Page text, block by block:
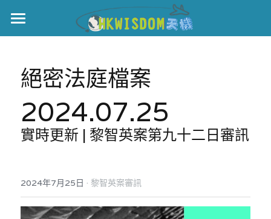
主頁
世界盃
黎智英案
美西媒體謊言實錄
宏福‧革新
宏福苑聽證會
港聞
中國
絕密法庭檔案
2024.07.25
實時更新 | 黎智英案第九十二日審訊
2024年7月25日 · 黎智英案審訊